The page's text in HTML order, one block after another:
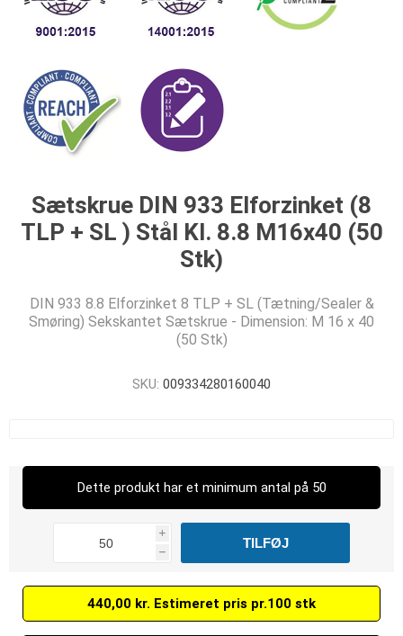
Sætskrue DIN 933 Elforzinket (8
TLP + SL ) Stål Kl. 8.8 M16x40 (50
Stk)
DIN 933 8.8 Elforzinket 8 TLP + SL (Tætning/Sealer &
Smøring) Sekskantet Sætskrue - Dimension: M 16 x 40
(50 Stk)
SKU: 009334280160040
Dette produkt har et minimum antal på 50
i
h
440,00 kr. Estimeret pris pr.100 stk